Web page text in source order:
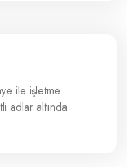
ile işletme
adlar altında